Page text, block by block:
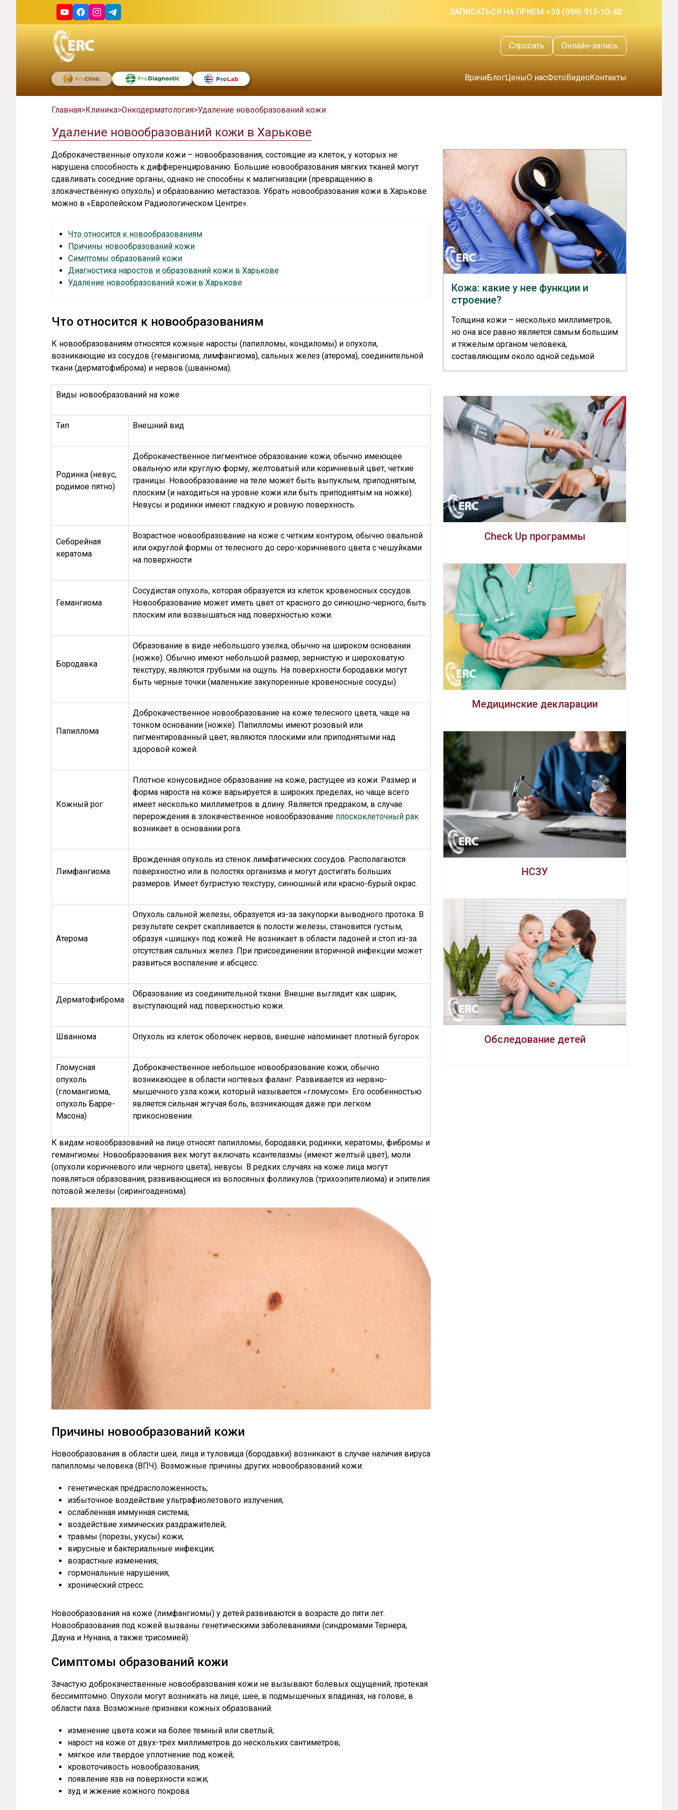
ЗАПИСАТЬСЯ НА ПРИЕМ:+38 (099) 915-10-40
Спросить Онлайн-запись
ВрачиБлогЦеныО насФотоВидеоКонтакты
Главная> Клиника> Онкодерматология> Удаление новообразований кожи
Удаление новообразований кожи в Харькове
Доброкачественные опухоли кожи – новообразования, состоящие из клеток, у которых не
нарушена способность к дифференцированию. Большие новообразования мягких тканей могут
сдавливать соседние органы, однако не способны к малигнизации (превращению в
злокачественную опухоль) и образованию метастазов. Убрать новообразования кожи в Харькове
можно в «Европейском Радиологическом Центре».
Что относится к новообразованиям
Причины новообразований кожи
Симптомы образований кожи
Диагностика наростов и образований кожи в Харькове
Удаление новообразований кожи в Харькове
Что относится к новообразованиям
К новообразованиям относятся кожные наросты (папилломы, кондиломы) и опухоли,
возникающие из сосудов (гемангиома, лимфангиома), сальных желез (атерома), соединительной
ткани (дерматофиброма) и нервов (шваннома).
Виды новообразований на коже
Тип Внешний вид
Родинка (невус,
родимое пятно)
Доброкачественное пигментное образование кожи, обычно имеющее
овальную или круглую форму, желтоватый или коричневый цвет, четкие
границы. Новообразование на теле может быть выпуклым, приподнятым,
плоским (и находиться на уровне кожи или быть приподнятым на ножке).
Невусы и родинки имеют гладкую и ровную поверхность.
Себорейная
кератома
Возрастное новообразование на коже с четким контуром, обычно овальной
или округлой формы от телесного до серо-коричневого цвета с чешуйками
на поверхности
Гемангиома
Сосудистая опухоль, которая образуется из клеток кровеносных сосудов.
Новообразование может иметь цвет от красного до синюшно-черного, быть
плоским или возвышаться над поверхностью кожи.
Бородавка
Образование в виде небольшого узелка, обычно на широком основании
(ножке). Обычно имеют небольшой размер, зернистую и шероховатую
текстуру, являются грубыми на ощупь. На поверхности бородавки могут
быть черные точки (маленькие закупоренные кровеносные сосуды)
Папиллома
Доброкачественное новообразование на коже телесного цвета, чаще на
тонком основании (ножке). Папилломы имеют розовый или
пигментированный цвет, являются плоскими или приподнятыми над
здоровой кожей.
Кожный рог
Плотное конусовидное образование на коже, растущее из кожи. Размер и
форма нароста на коже варьируется в широких пределах, но чаще всего
имеет несколько миллиметров в длину. Является предраком, в случае
перерождения в злокачественное новообразование плоскоклеточный рак
возникает в основании рога.
Лимфангиома
Врожденная опухоль из стенок лимфатических сосудов. Располагаются
поверхностно или в полостях организма и могут достигать больших
размеров. Имеет бугристую текстуру, синюшный или красно-бурый окрас.
Атерома
Опухоль сальной железы, образуется из-за закупорки выводного протока. В
результате секрет скапливается в полости железы, становится густым,
образуя «шишку» под кожей. Не возникает в области ладоней и стоп из-за
отсутствия сальных желез. При присоединении вторичной инфекции может
развиться воспаление и абсцесс.
Дерматофиброма
Образование из соединительной ткани. Внешне выглядит как шарик,
выступающий над поверхностью кожи.
Шваннома Опухоль из клеток оболочек нервов, внешне напоминает плотный бугорок
Гломусная
опухоль
(гломангиома,
опухоль Барре-
Масона)
Доброкачественное небольшое новообразование кожи, обычно
возникающее в области ногтевых фаланг. Развивается из нервно-
мышечного узла кожи, который называется «гломусом». Его особенностью
является сильная жгучая боль, возникающая даже при легком
прикосновении.
К видам новообразований на лице относят папилломы, бородавки, родинки, кератомы, фибромы и
гемангиомы. Новообразования век могут включать ксантелазмы (имеют желтый цвет), моли
(опухоли коричневого или черного цвета), невусы. В редких случаях на коже лица могут
появляться образования, развивающиеся из волосяных фолликулов (трихоэпителиома) и эпителия
потовой железы (сирингоаденома).
Причины новообразований кожи
Новообразования в области шеи, лица и туловища (бородавки) возникают в случае наличия вируса
папилломы человека (ВПЧ). Возможные причины других новообразований кожи:
генетическая предрасположенность;
избыточное воздействие ультрафиолетового излучения;
ослабленная иммунная система;
воздействие химических раздражителей;
травмы (порезы, укусы) кожи;
вирусные и бактериальные инфекции;
возрастные изменения;
гормональные нарушения;
хронический стресс.
Новообразования на коже (лимфангиомы) у детей развиваются в возрасте до пяти лет.
Новообразования под кожей вызваны генетическими заболеваниями (синдромами Тернера,
Дауна и Нунана, а также трисомией).
Симптомы образований кожи
Зачастую доброкачественные новообразования кожи не вызывают болевых ощущений, протекая
бессимптомно. Опухоли могут возникать на лице, шее, в подмышечных впадинах, на голове, в
области паха. Возможные признаки кожных образований:
изменение цвета кожи на более темный или светлый;
нарост на коже от двух-трех миллиметров до нескольких сантиметров;
мягкое или твердое уплотнение под кожей;
кровоточивость новообразования;
появление язв на поверхности кожи;
зуд и жжение кожного покрова.
Кожа: какие у нее функции и
строение?
Толщина кожи – несколько миллиметров,
но она все равно является самым большим
и тяжелым органом человека,
составляющим около одной седьмой
массы тела. В зависимости от роста и
м2.... >>
Check Up программы
Медицинские декларации
НСЗУ
Обследование детей